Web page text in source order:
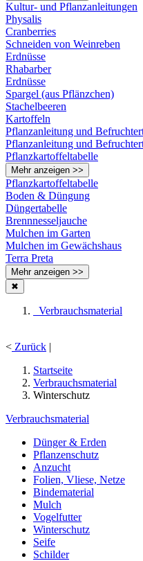
Kultur- und Pflanzanleitungen
Physalis
Cranberries
Schneiden von Weinreben
Erdnüsse
Rhabarber
Erdnüsse
Spargel (aus Pflänzchen)
Stachelbeeren
Kartoffeln
Pflanzanleitung und
Pflanzanleitung und
Pflanzkartoffeltabelle
Mehr anzeigen >>
Pflanzkartoffeltabelle
Boden & Düngung
Düngertabelle
Brennnesseljauche
Mulchen im Garten
Mulchen im Gewächshaus
Terra Preta
Mehr anzeigen >>
✖
Verbrauchsmaterial
< Zurück |
Startseite
Verbrauchsmaterial
Winterschutz
Verbrauchsmaterial
Dünger & Erden
Pflanzenschutz
Anzucht
Folien, Vliese, Netze
Bindematerial
Mulch
Vogelfutter
Winterschutz
Seife
Schilder